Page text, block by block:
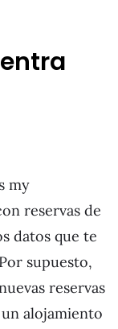
my
reservas de
datos que te
supuesto,
reservas
alojamiento